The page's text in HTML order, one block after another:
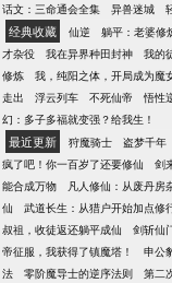
话文：三命通会全集
异兽迷城
经典收藏 仙逆 躺平：老婆修
才杂役
我在异界种田封神 我的
修炼
我，纯阳之体，开局成为魔
走出
浮云列车 不死仙帝 悟性
幻：多子多福就变强？给我生！
最近更新 狩魔骑士 盗梦千年
疯了吧！你一百岁了还要修仙
剑
能合成万物
凡人修仙：从废丹房
仙
武道长生：从猎户开始加点修
叔祖，收徒返还躺平成仙
剑斩仙
帝征服，我获得了镇魔塔！
申公
法
零阶魔导士的逆序法则 第二